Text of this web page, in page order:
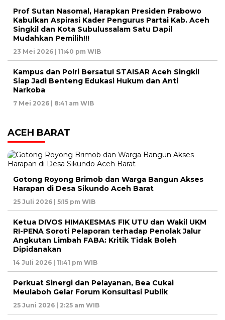
Prof Sutan Nasomal, Harapkan Presiden Prabowo
Kabulkan Aspirasi Kader Pengurus Partai Kab. Aceh
Singkil dan Kota Subulussalam Satu Dapil
Mudahkan Pemilih!!!
23 Mei 2026 | 11:40 pm WIB
Kampus dan Polri Bersatu! STAISAR Aceh Singkil
Siap Jadi Benteng Edukasi Hukum dan Anti
Narkoba
7 Mei 2026 | 8:41 am WIB
ACEH BARAT
Gotong Royong Brimob dan Warga Bangun Akses
Harapan di Desa Sikundo Aceh Barat
25 Juli 2026 | 5:15 pm WIB
Ketua DIVOS HIMAKESMAS FIK UTU dan Wakil UKM
RI-PENA Soroti Pelaporan terhadap Penolak Jalur
Angkutan Limbah FABA: Kritik Tidak Boleh
Dipidanakan
14 Juli 2026 | 11:41 pm WIB
Perkuat Sinergi dan Pelayanan, Bea Cukai
Meulaboh Gelar Forum Konsultasi Publik
25 Juni 2026 | 2:25 am WIB